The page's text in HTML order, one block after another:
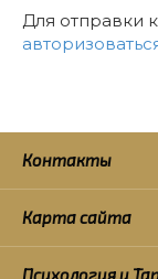
Для отправки
Контакты
Карта сайта
Психология и